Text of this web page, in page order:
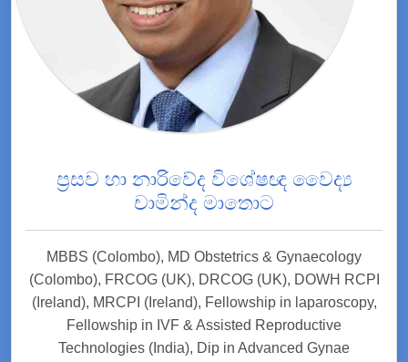
ප්‍රසව හා නාරිවේද විශේෂඥ වෛද්‍ය
චාමින්ද මාතොට
MBBS (Colombo), MD Obstetrics & Gynaecology
(Colombo), FRCOG (UK), DRCOG (UK), DOWH RCPI
(Ireland), MRCPI (Ireland), Fellowship in laparoscopy,
Fellowship in IVF & Assisted Reproductive
Technologies (India), Dip in Advanced Gynae